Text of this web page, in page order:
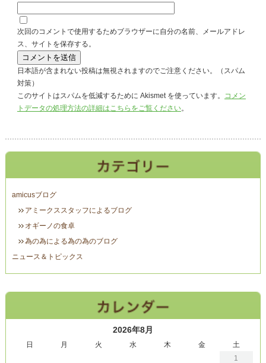
次回のコメントで使用するためブラウザーに自分の名前、メールアドレ
ス、サイトを保存する。
日本語が含まれない投稿は無視されますのでご注意ください。（スパム
対策）
このサイトはスパムを低減するために Akismet を使っています。 コメン
トデータの処理方法の詳細はこちらをご覧ください。
amicusブログ
アミークススタッフによるブログ
オギーノの食卓
為の為による為の為のブログ
ニュース＆トピックス
2026年8月
日 月 火 水 木 金
土
1